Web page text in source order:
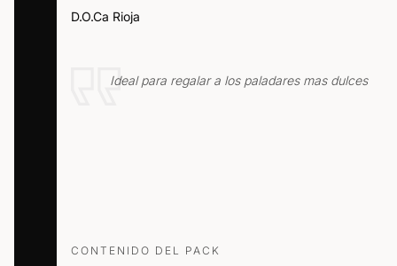
D.O.Ca Rioja
Ideal para regalar a los paladares mas dulces
CONTENIDO DEL PACK